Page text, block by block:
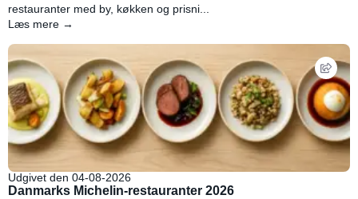
restauranter med by, køkken og prisni...
Læs mere →
Udgivet den 04-08-2026
Danmarks Michelin-restauranter 2026